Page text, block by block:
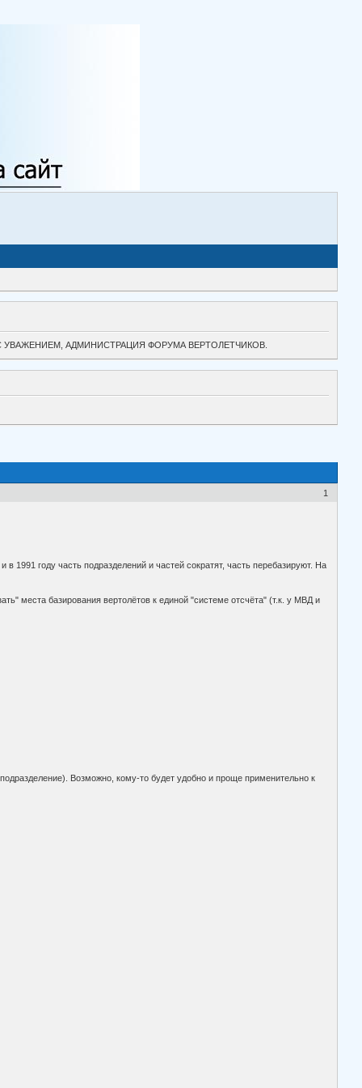
УВАЖЕНИЕМ, АДМИНИСТРАЦИЯ ФОРУМА ВЕРТОЛЕТЧИКОВ.
1
1991 году часть подразделений и частей сократят, часть перебазируют. На
места базирования вертолётов к единой "системе отсчёта" (т.к. у МВД и
Возможно, кому-то будет удобно и проще применительно к